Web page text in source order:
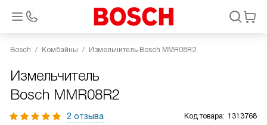
Bosch Комбайны Измельчитель Bosch MMR08R2
Измельчитель
Bosch MMR08R2
2 отзыва Код товара: 1313768